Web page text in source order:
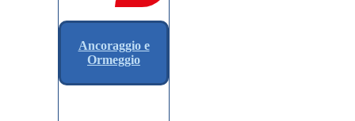
Ancoraggio e
Ormeggio